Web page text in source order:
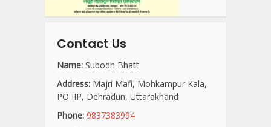
Contact Us
Name: Subodh Bhatt
Address: Majri Mafi, Mohkampur Kala,
PO IIP, Dehradun, Uttarakhand
Phone: 9837383994